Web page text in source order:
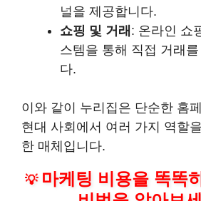
널을 제공합니다.
쇼핑 및 거래 : 온라인 쇼
스템을 통해 직접 거래를
다.
이와 같이 누리집은 단순한 홈
현대 사회에서 여러 가지 역할
한 매체입니다.
💡 마케팅 비용을 똑똑